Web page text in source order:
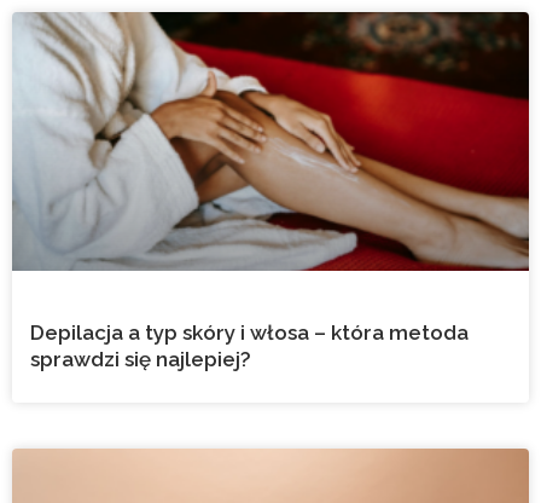
Depilacja a typ skóry i włosa – która metoda
sprawdzi się najlepiej?